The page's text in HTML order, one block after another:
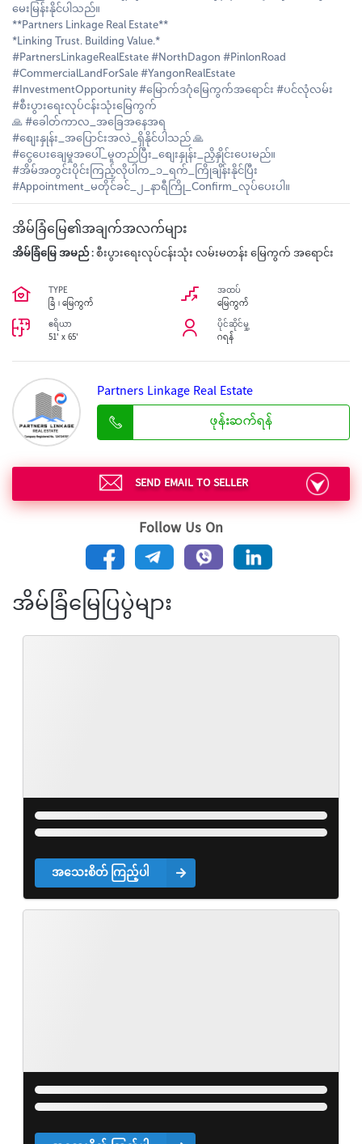
မေးမြန်းနိုင်ပါသည်။
**Partners Linkage Real Estate**
*Linking Trust. Building Value.*
#PartnersLinkageRealEstate #NorthDagon #PinlonRoad
#CommercialLandForSale #YangonRealEstate
#InvestmentOpportunity #မြောက်ဒဂုံမြေကွက်အရောင်း #ပင်လုံလမ်း
#စီးပွားရေးလုပ်ငန်းသုံးမြေကွက်
🙏 #ခေါတ်ကာလ_အခြေအနေအရ
#စျေးနှုန်း_အပြောင်းအလဲ_ရှိနိုင်ပါသည် 🙏
#ငွေပေးချေမှုအပေါ်_မူတည်ပြီး_စျေးနှုန်း_ညှိနှိုင်းပေးမည်။
#အိမ်အတွင်းပိုင်းကြည့်လိုပါက_၁_ရက်_ကြိုချိန်းနိုင်ပြီး
#Appointment_မတိုင်ခင်_၂_နာရီကြို_Confirm_လုပ်ပေးပါ။
အိမ်ခြံမြေ၏အချက်အလက်များ
အိမ်ခြံမြေ အမည် : စီးပွားရေးလုပ်ငန်းသုံး လမ်းမတန်း မြေကွက် အရောင်း
TYPE
ခြံ ၊ မြေကွက်
အထပ်
မြေကွက်
ဧရိယာ
51' x 65'
ပိုင်ဆိုင်မှု့
ဂရန်
Partners Linkage Real Estate
ဖုန်းဆက်ရန်
SEND EMAIL TO SELLER
Follow Us On
အိမ်ခြံမြေပြပွဲများ
အသေးစိတ် ကြည့်ပါ